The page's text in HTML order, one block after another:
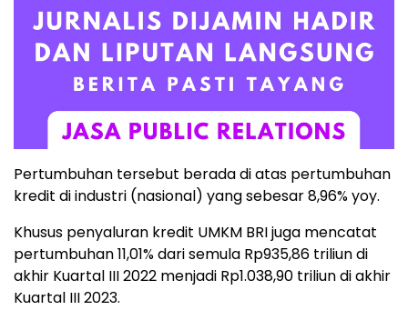
Pertumbuhan tersebut berada di atas pertumbuhan
kredit di industri (nasional) yang sebesar 8,96% yoy.
Khusus penyaluran kredit UMKM BRI juga mencatat
pertumbuhan 11,01% dari semula Rp935,86 triliun di
akhir Kuartal III 2022 menjadi Rp1.038,90 triliun di akhir
Kuartal III 2023.